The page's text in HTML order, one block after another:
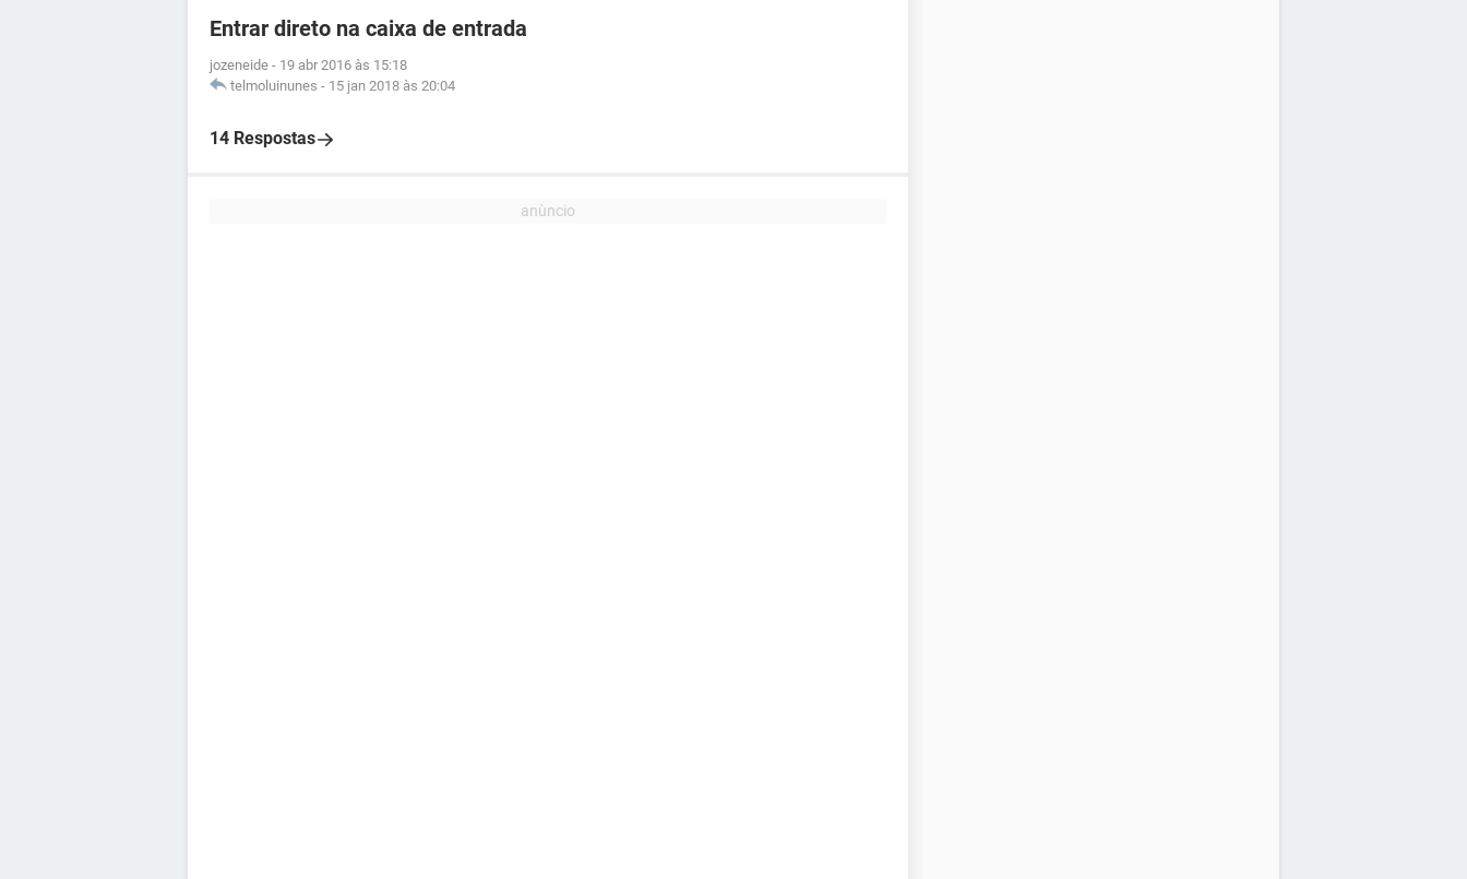
Entrar direto na caixa de entrada
jozeneide - 19 abr 2016 às 15:18
telmoluinunes - 15 jan 2018 às 20:04
14 Respostas